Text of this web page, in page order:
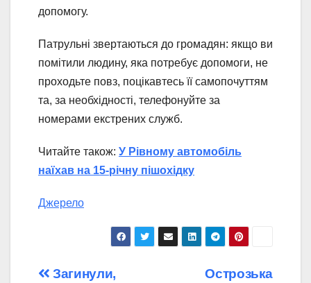
допомогу.
Патрульні звертаються до громадян: якщо ви
помітили людину, яка потребує допомоги, не
проходьте повз, поцікавтесь її самопочуттям
та, за необхідності, телефонуйте за
номерами екстрених служб.
Читайте також: У Рівному автомобіль
наїхав на 15-річну пішохідку
Джерело
Острозька
Загинули,